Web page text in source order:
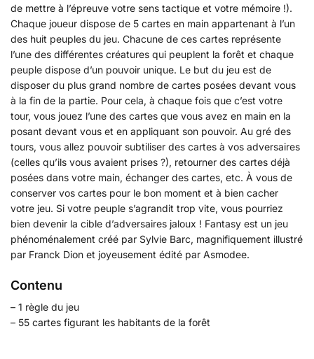
de mettre à l’épreuve votre sens tactique et votre mémoire !).
Chaque joueur dispose de 5 cartes en main appartenant à l’un
des huit peuples du jeu. Chacune de ces cartes représente
l’une des différentes créatures qui peuplent la forêt et chaque
peuple dispose d’un pouvoir unique. Le but du jeu est de
disposer du plus grand nombre de cartes posées devant vous
à la fin de la partie. Pour cela, à chaque fois que c’est votre
tour, vous jouez l’une des cartes que vous avez en main en la
posant devant vous et en appliquant son pouvoir. Au gré des
tours, vous allez pouvoir subtiliser des cartes à vos adversaires
(celles qu’ils vous avaient prises ?), retourner des cartes déjà
posées dans votre main, échanger des cartes, etc. À vous de
conserver vos cartes pour le bon moment et à bien cacher
votre jeu. Si votre peuple s’agrandit trop vite, vous pourriez
bien devenir la cible d’adversaires jaloux ! Fantasy est un jeu
phénoménalement créé par Sylvie Barc, magnifiquement illustré
par Franck Dion et joyeusement édité par Asmodee.
Contenu
– 1 règle du jeu
– 55 cartes figurant les habitants de la forêt